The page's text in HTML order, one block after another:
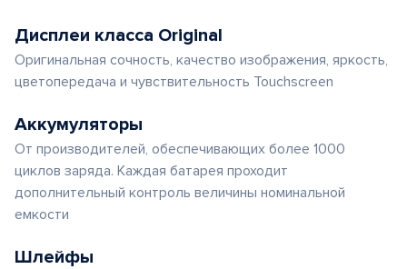
Дисплеи класса Original
Оригинальная сочность, качество изображения, яркость,
цветопередача и чувствительность Touchscreen
Аккумуляторы
От производителей, обеспечивающих более 1000
циклов заряда. Каждая батарея проходит
дополнительный контроль величины номинальной
емкости
Шлейфы